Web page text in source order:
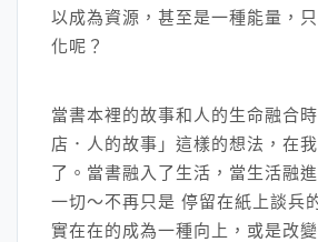
以成為資源，甚至是一種能量，
化呢？
當書本裡的故事和人的生命融合
店．人的故事」這樣的想法，在
了。當書融入了生活，當生活融
一切～不再只是 停留在紙上談兵
實在在的成為一種向上，或是改